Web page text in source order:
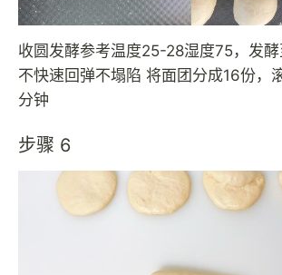
收圆发酵参考温度25-28湿度75，发
不快速回弹不塌陷 将面团分成16份，
分钟
步骤 6